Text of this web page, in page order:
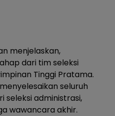
menjelaskan,
dari tim seleksi
Tinggi Pratama.
seluruh
seleksi administrasi,
wawancara akhir.